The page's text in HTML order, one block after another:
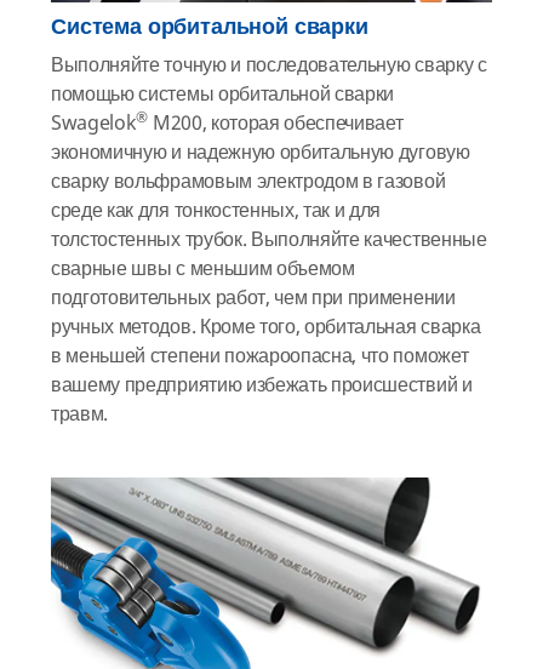
Система орбитальной сварки
Выполняйте точную и последовательную сварку с
помощью системы орбитальной сварки
Swagelok® M200, которая обеспечивает
экономичную и надежную орбитальную дуговую
сварку вольфрамовым электродом в газовой
среде как для тонкостенных, так и для
толстостенных трубок. Выполняйте качественные
сварные швы с меньшим объемом
подготовительных работ, чем при применении
ручных методов. Кроме того, орбитальная сварка
в меньшей степени пожароопасна, что поможет
вашему предприятию избежать происшествий и
травм.